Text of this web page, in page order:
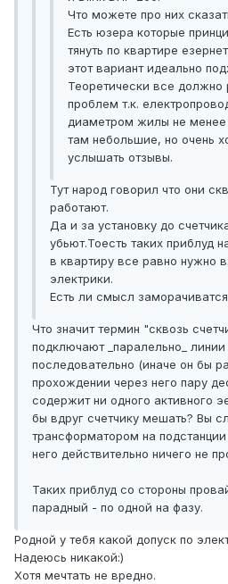
Что можете про них
Есть юзера которые
тянуть по квартире
этот вариант идеально
Теоретически все должно
проблем т.к.
диаметром жилы не менее
там небольшие, но очень
услышать отзывы.
Тут народ говорил что они
работают.
Да и за установку до
убьют.Тоесть таких приблуд
в квартиру все равно нужно
электрики.
Есть ли смысл
Что значит термин "сквозь
подключают _паралельно_ линии
последовательно (иначе он бы
прохождении через него пару
содержит ни одного активного
бы вдруг счетчику мешать? Вы
трансформатором на
него действительно ничего не
Таких приблуд со стороны
парадный - по одной на фазу.
Родной у тебя какой допуск по
Надеюсь никакой:)
Хотя мечтать не вредно.